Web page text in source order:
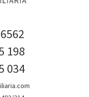
198
034